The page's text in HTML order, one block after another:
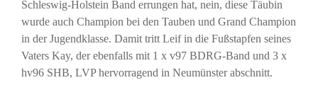
Schleswig-Holstein Band errungen hat, nein, diese Täubin
wurde auch Champion bei den Tauben und Grand Champion
in der Jugendklasse. Damit tritt Leif in die Fußstapfen seines
Vaters Kay, der ebenfalls mit 1 x v97 BDRG-Band und 3 x
hv96 SHB, LVP hervorragend in Neumünster abschnitt.